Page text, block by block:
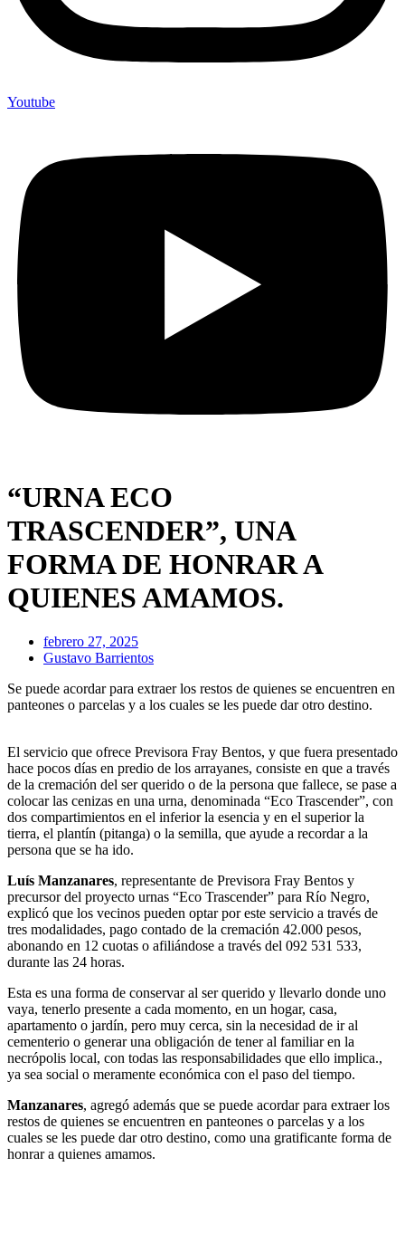
Youtube
“URNA ECO
TRASCENDER”, UNA
FORMA DE HONRAR A
QUIENES AMAMOS.
febrero 27, 2025
Gustavo Barrientos
Se puede acordar para extraer los restos de quienes se encuentren en
panteones o parcelas y a los cuales se les puede dar otro destino.
El servicio que ofrece Previsora Fray Bentos, y que fuera presentado
hace pocos días en predio de los arrayanes, consiste en que a través
de la cremación del ser querido o de la persona que fallece, se pase a
colocar las cenizas en una urna, denominada “Eco Trascender”, con
dos compartimientos en el inferior la esencia y en el superior la
tierra, el plantín (pitanga) o la semilla, que ayude a recordar a la
persona que se ha ido.
Luís Manzanares, representante de Previsora Fray Bentos y
precursor del proyecto urnas “Eco Trascender” para Río Negro,
explicó que los vecinos pueden optar por este servicio a través de
tres modalidades, pago contado de la cremación 42.000 pesos,
abonando en 12 cuotas o afiliándose a través del 092 531 533,
durante las 24 horas.
Esta es una forma de conservar al ser querido y llevarlo donde uno
vaya, tenerlo presente a cada momento, en un hogar, casa,
apartamento o jardín, pero muy cerca, sin la necesidad de ir al
cementerio o generar una obligación de tener al familiar en la
necrópolis local, con todas las responsabilidades que ello implica.,
ya sea social o meramente económica con el paso del tiempo.
Manzanares, agregó además que se puede acordar para extraer los
restos de quienes se encuentren en panteones o parcelas y a los
cuales se les puede dar otro destino, como una gratificante forma de
honrar a quienes amamos.